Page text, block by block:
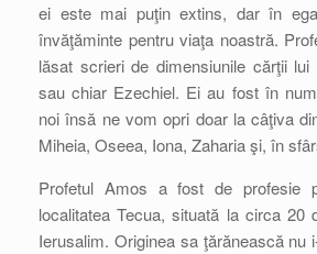
ei este mai puţin extins, dar în
învăţăminte pentru viaţa noastră.
lăsat scrieri de dimensiunile cărţii
sau chiar Ezechiel. Ei au fost în
noi însă ne vom opri doar la câţiva
Miheia, Oseea, Iona, Zaharia şi, în
Profetul Amos a fost de profesie
localitatea Tecua, situată la circa 20
Ierusalim. Originea sa ţărănească nu